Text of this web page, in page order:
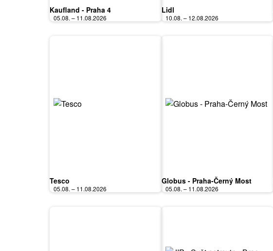
Kaufland - Praha 4
05.08. – 11.08.2026
Lidl
10.08. – 12.08.2026
Tesco
05.08. – 11.08.2026
Globus - Praha-Černý Most
05.08. – 11.08.2026